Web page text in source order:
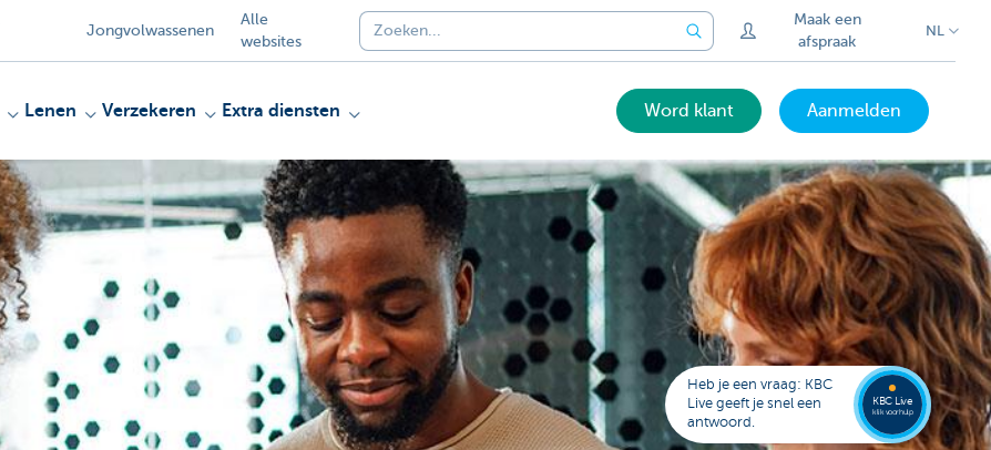
Jongvolwassenen
Alle
websites
Maak een
afspraak
NL
Lenen Verzekeren Extra diensten Word klant Aanmelden
Heb je een vraag: KBC
Live geeft je snel een
antwoord.
KBC Live
klik voor hulp
Laat je